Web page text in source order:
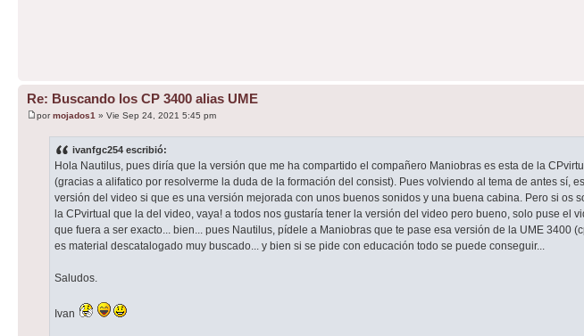
Re: Buscando los CP 3400 alias UME
pormojados1 » Vie Sep 24, 2021 5:45 pm
ivanfgc254 escribió:
Hola Nautilus, pues diría que la versión que me ha compartido el compañero Maniobras es esta de la
(gracias a alifatico por resolverme la duda de la formación del consist). Pues volviendo al tema de antes sí,
versión del video si que es una versión mejorada con unos buenos sonidos y una buena cabina. Pero si os
la CPvirtual que la del video, vaya! a todos nos gustaría tener la versión del video pero bueno, solo puse el
que fuera a ser exacto... bien... pues Nautilus, pídele a Maniobras que te pase esa versión de la UME 3400
es material descatalogado muy buscado... y bien si se pide con educación todo se puede conseguir...
Saludos.
Ivan